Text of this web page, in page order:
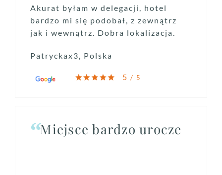
Akurat byłam w delegacji, hotel
bardzo mi się podobał, z zewnątrz
jak i wewnątrz. Dobra lokalizacja.
Patryckax3, Polska
5 / 5
Miejsce bardzo urocze